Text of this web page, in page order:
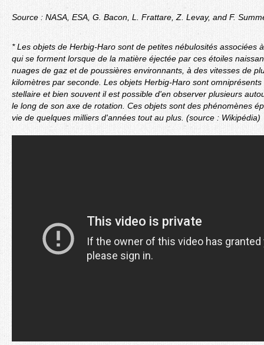
Source : NASA, ESA, G. Bacon, L. Frattare, Z. Levay, and F.
* Les objets de Herbig-Haro sont de petites nébulosités associées
qui se forment lorsque de la matière éjectée par ces étoiles
nuages de gaz et de poussières environnants, à des vitesses de
kilomètres par seconde. Les objets Herbig-Haro sont
stellaire et bien souvent il est possible d'en observer plusieurs
le long de son axe de rotation. Ces objets sont des phénomènes
vie de quelques milliers d'années tout au plus. (source : Wikipédia)